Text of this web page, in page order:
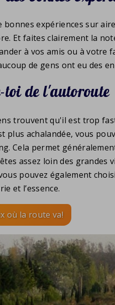
bonnes expériences sur
Et faites clairement la
à vos amis ou à
de gens ont eu des
toi de l'autoroute
trouvent qu'il est trop
plus achalandée, vous
Cela permet
assez loin des grandes
pouvez également
et l’essence.
où la route va!